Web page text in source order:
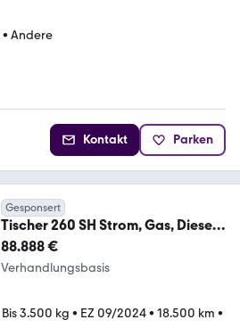
• Andere
Kontakt Parken
Gesponsert
Tischer 260 SH Strom, Gas, Diesel
WW Hzg.
88.888 €
Verhandlungsbasis
Bis 3.500 kg • EZ 09/2024• 18.500 km •